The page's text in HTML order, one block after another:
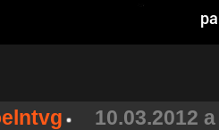
10.03.2012